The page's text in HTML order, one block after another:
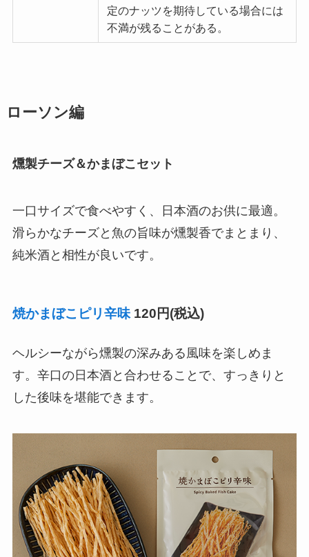
定のナッツを期待している場合には
不満が残ることがある。
ローソン編
燻製チーズ＆かまぼこセット
一口サイズで食べやすく、日本酒のお供に最適。
滑らかなチーズと魚の旨味が燻製香でまとまり、
純米酒と相性が良いです。
焼かまぼこピリ辛味120円(税込)
ヘルシーながら燻製の深みある風味を楽しめま
す。辛口の日本酒と合わせることで、すっきりと
した後味を堪能できます。